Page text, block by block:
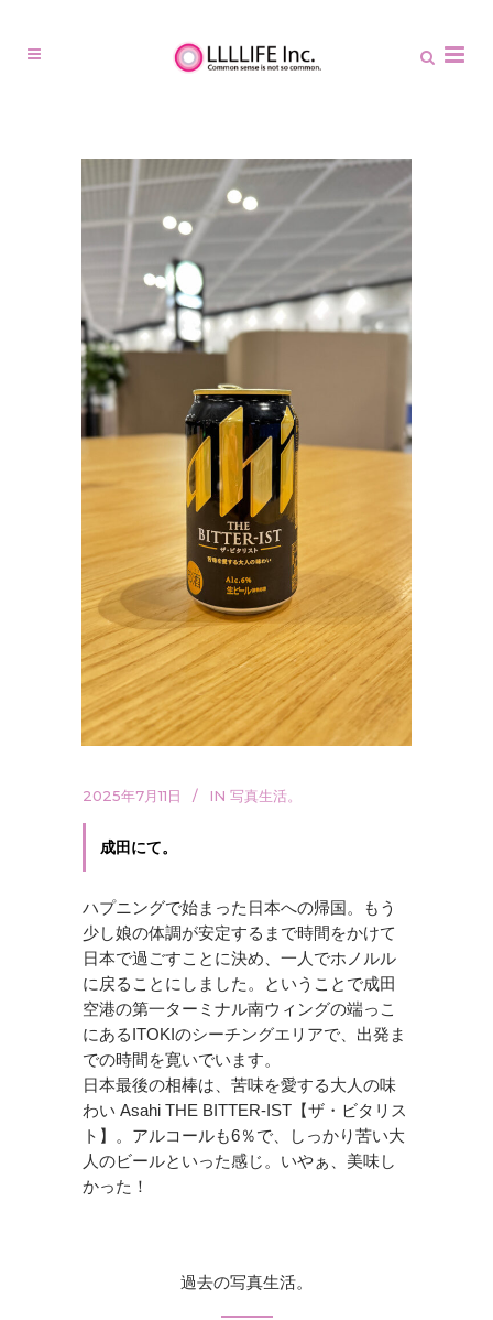
2025年7月11日 IN 写真生活。
成田にて。
ハプニングで始まった日本への帰国。もう
少し娘の体調が安定するまで時間をかけて
日本で過ごすことに決め、一人でホノルル
に戻ることにしました。ということで成田
空港の第一ターミナル南ウィングの端っこ
にあるITOKIのシーチングエリアで、出発ま
での時間を寛いでいます。
日本最後の相棒は、苦味を愛する大人の味
わい Asahi THE BITTER-IST【ザ・ビタリス
ト】。アルコールも6％で、しっかり苦い大
人のビールといった感じ。いやぁ、美味し
かった！
過去の写真生活。